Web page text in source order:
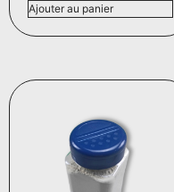
Ajouter au panier